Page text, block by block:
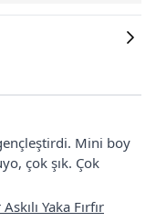
Mini boy
çok şık. Çok
Yaka Fırfır